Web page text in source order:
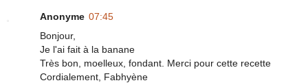
Anonyme 07:45
Bonjour,
Je l'ai fait à la banane
Très bon, moelleux, fondant. Merci pour cette recette
Cordialement, Fabhyène